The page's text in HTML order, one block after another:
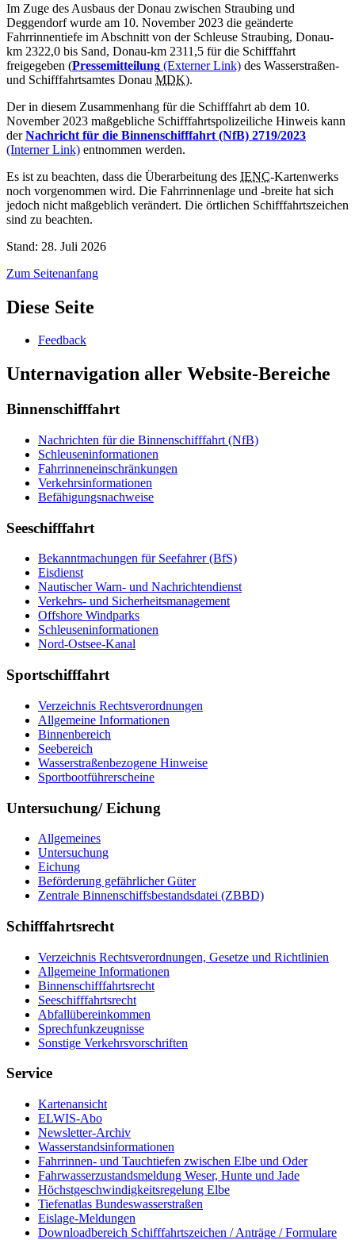
Im Zuge des Ausbaus der Donau zwischen Straubing und
Deggendorf wurde am 10. November 2023 die geänderte
Fahrrinnentiefe im Abschnitt von der Schleuse Straubing, Donau-
km 2322,0 bis Sand, Donau-km 2311,5 für die Schifffahrt
freigegeben (Pressemitteilung (Externer Link) des Wasserstraßen-
und Schifffahrtsamtes Donau MDK).
Der in diesem Zusammenhang für die Schifffahrt ab dem 10.
November 2023 maßgebliche Schifffahrtspolizeiliche Hinweis kann
derNachricht für die Binnenschifffahrt (NfB) 2719/2023
(Interner Link) entnommen werden.
Es ist zu beachten, dass die Überarbeitung des IENC-Kartenwerks
noch vorgenommen wird. Die Fahrrinnenlage und -breite hat sich
jedoch nicht maßgeblich verändert. Die örtlichen Schifffahrtszeichen
sind zu beachten.
Stand: 28. Juli 2026
Zum Seitenanfang
Diese Seite
Feedback
Unternavigation aller Website-Bereiche
Binnenschifffahrt
Nachrichten für die Binnenschifffahrt (NfB)
Schleuseninformationen
Fahrrinneneinschränkungen
Verkehrsinformationen
Befähigungsnachweise
Seeschifffahrt
Bekanntmachungen für Seefahrer (BfS)
Eisdienst
Nautischer Warn- und Nachrichtendienst
Verkehrs- und Sicherheitsmanagement
Offshore Windparks
Schleuseninformationen
Nord-Ostsee-Kanal
Sportschifffahrt
Verzeichnis Rechtsverordnungen
Allgemeine Informationen
Binnenbereich
Seebereich
Wasserstraßenbezogene Hinweise
Sportbootführerscheine
Untersuchung/ Eichung
Allgemeines
Untersuchung
Eichung
Beförderung gefährlicher Güter
Zentrale Binnenschiffsbestandsdatei (ZBBD)
Schifffahrtsrecht
Verzeichnis Rechtsverordnungen, Gesetze und Richtlinien
Allgemeine Informationen
Binnenschifffahrtsrecht
Seeschifffahrtsrecht
Abfallübereinkommen
Sprechfunkzeugnisse
Sonstige Verkehrsvorschriften
Service
Kartenansicht
ELWIS-Abo
Newsletter-Archiv
Wasserstandsinformationen
Fahrrinnen- und Tauchtiefen zwischen Elbe und Oder
Fahrwasserzustandsmeldung Weser, Hunte und Jade
Höchstgeschwindigkeitsregelung Elbe
Tiefenatlas Bundeswasserstraßen
Eislage-Meldungen
Downloadbereich Schifffahrtszeichen / Anträge / Formulare